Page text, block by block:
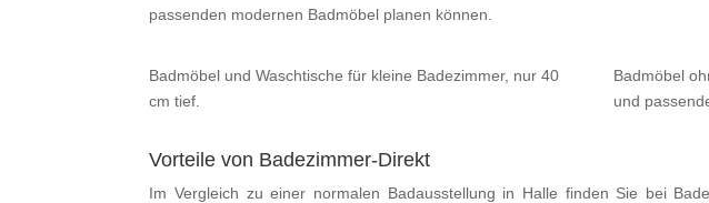
passenden modernen Badmöbel planen können.
Badmöbel und Waschtische für kleine Badezimmer, nur 40
cm tief.
Badmöbel
und
Vorteile von Badezimmer-Direkt
Im Vergleich zu einer normalen Badausstellung in Halle finden Sie bei